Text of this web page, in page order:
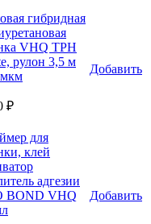
гибридная
VHQ TPH
рулон 3,5 м
₽
Добавить
для
клей
адгезии
BOND VHQ
Добавить